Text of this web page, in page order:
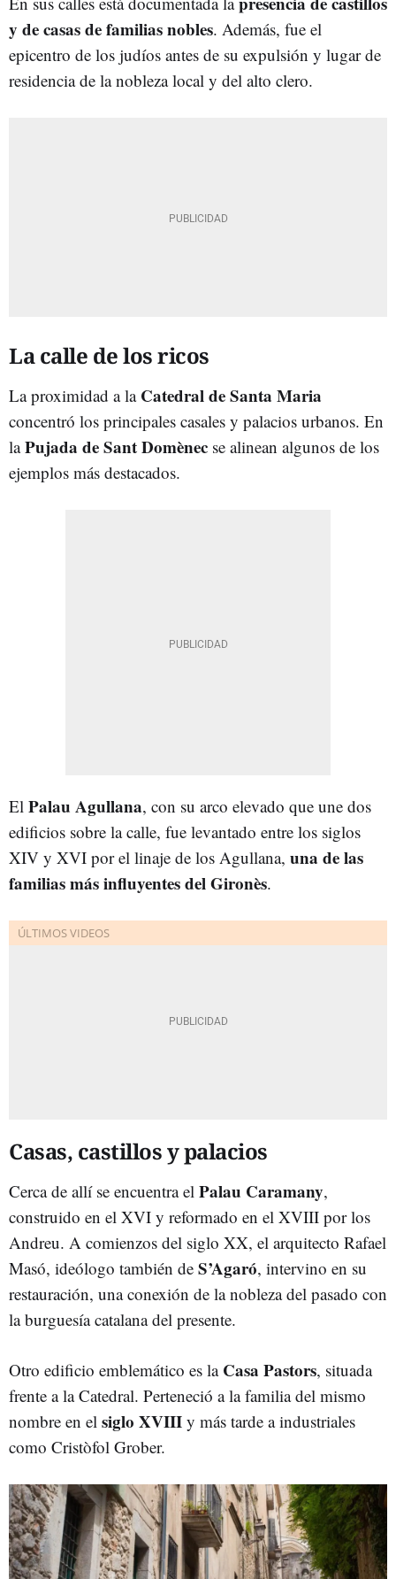
y de casas de familias nobles. Además, fue el
epicentro de los judíos antes de su expulsión y lugar de
residencia de la nobleza local y del alto clero.
La calle de los ricos
La proximidad a la Catedral de Santa Maria
concentró los principales casales y palacios urbanos. En
laPujada de Sant Domènec se alinean algunos de los
ejemplos más destacados.
El Palau Agullana, con su arco elevado que une dos
edificios sobre la calle, fue levantado entre los siglos
XIV y XVI por el linaje de los Agullana, una de las
familias más influyentes del Gironès.
Casas, castillos y palacios
Cerca de allí se encuentra el Palau Caramany,
construido en el XVI y reformado en el XVIII por los
Andreu. A comienzos del siglo XX, el arquitecto Rafael
Masó, ideólogo también de S’Agaró, intervino en su
restauración, una conexión de la nobleza del pasado con
la burguesía catalana del presente.
Otro edificio emblemático es la Casa Pastors, situada
frente a la Catedral. Perteneció a la familia del mismo
nombre en el siglo XVIII y más tarde a industriales
como Cristòfol Grober.